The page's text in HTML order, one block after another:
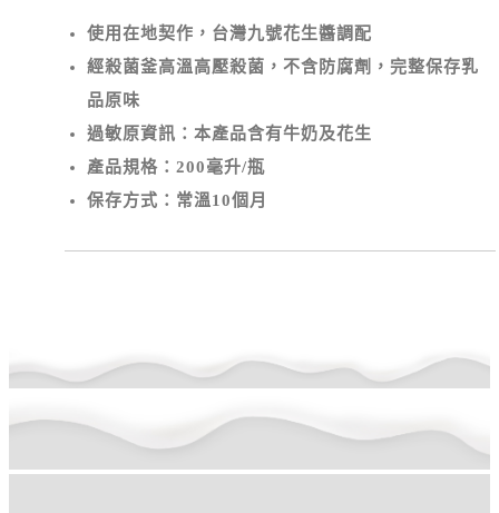
使用在地契作，台灣九號花生醬調配
經殺菌釜高溫高壓殺菌，不含防腐劑，完整保存乳
品原味
過敏原資訊：本產品含有牛奶及花生
產品規格：200毫升/瓶
保存方式：常溫10個月